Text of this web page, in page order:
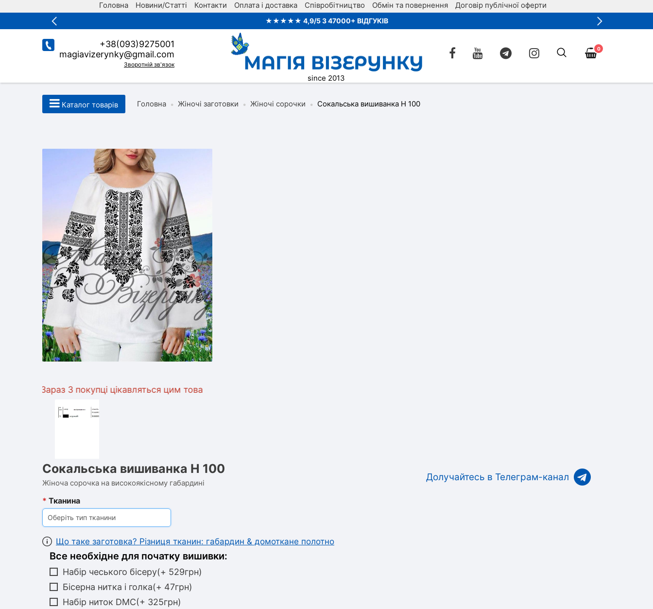
Головна Новини/Статті Контакти Оплата і доставка Співробітництво Обмін та повернення Договір публічної оферти
★★★★★ 4,9/5 З 47000+ ВІДГУКІВ
+38(093)9275001
magiavizerynky@gmail.com
Зворотній зв'язок
0
since 2013
Каталог товарів Головна • Жіночі заготовки • Жіночі сорочки • Сокальська вишиванка Н 100
3 покупці цікавляться цим товаром
Сокальська вишиванка Н 100
Жіноча сорочка на високоякісному габардині
* Тканина
Оберіть тип тканини
Що таке заготовка? Різниця тканин: габардин & домоткане полотно
Все необхідне для початку вишивки:
Набір чеського бісеру(+ 529грн)
Бісерна нитка і голка(+ 47грн)
Набір ниток DMC(+ 325грн)
Долучайтесь в Телеграм-канал